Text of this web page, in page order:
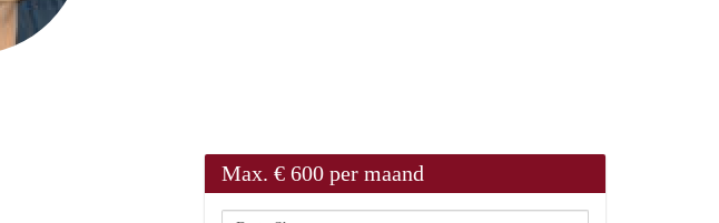
Max. € 600 per maand